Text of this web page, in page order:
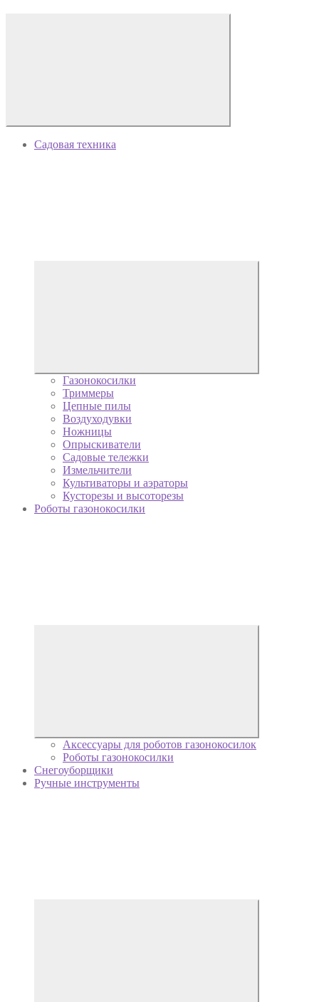
Садовая техника
Газонокосилки
Триммеры
Цепные пилы
Воздуходувки
Ножницы
Опрыскиватели
Садовые тележки
Измельчители
Культиваторы и аэраторы
Кусторезы и высоторезы
Роботы газонокосилки
Аксессуары для роботов газонокосилок
Роботы газонокосилки
Снегоуборщики
Ручные инструменты